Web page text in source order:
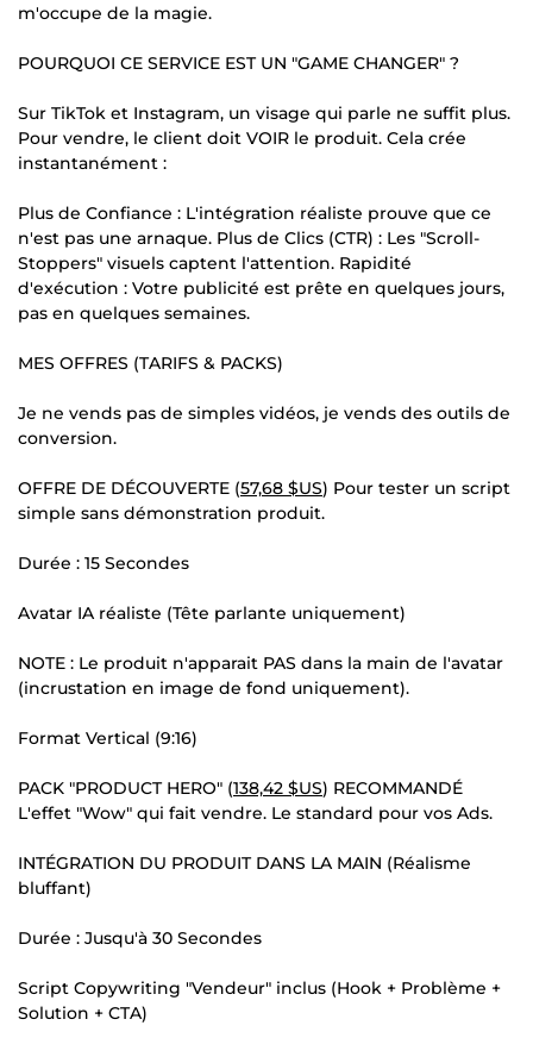
m'occupe de la magie.
POURQUOI CE SERVICE EST UN "GAME CHANGER" ?
Sur TikTok et Instagram, un visage qui parle ne suffit plus.
Pour vendre, le client doit VOIR le produit. Cela crée
instantanément :
Plus de Confiance : L'intégration réaliste prouve que ce
n'est pas une arnaque. Plus de Clics (CTR) : Les "Scroll-
Stoppers" visuels captent l'attention. Rapidité
d'exécution : Votre publicité est prête en quelques jours,
pas en quelques semaines.
MES OFFRES (TARIFS & PACKS)
Je ne vends pas de simples vidéos, je vends des outils de
conversion.
OFFRE DE DÉCOUVERTE (57,68 $US) Pour tester un script
simple sans démonstration produit.
Durée : 15 Secondes
Avatar IA réaliste (Tête parlante uniquement)
NOTE : Le produit n'apparait PAS dans la main de l'avatar
(incrustation en image de fond uniquement).
Format Vertical (9:16)
PACK "PRODUCT HERO" (138,42 $US) RECOMMANDÉ
L'effet "Wow" qui fait vendre. Le standard pour vos Ads.
INTÉGRATION DU PRODUIT DANS LA MAIN (Réalisme
bluffant)
Durée : Jusqu'à 30 Secondes
Script Copywriting "Vendeur" inclus (Hook + Problème +
Solution + CTA)